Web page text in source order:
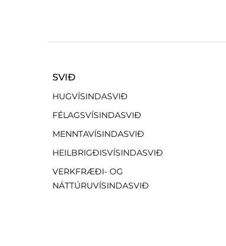
SVIÐ
HUGVÍSINDASVIÐ
FÉLAGSVÍSINDASVIÐ
MENNTAVÍSINDASVIÐ
HEILBRIGÐISVÍSINDASVIÐ
VERKFRÆÐI- OG
NÁTTÚRUVÍSINDASVIÐ